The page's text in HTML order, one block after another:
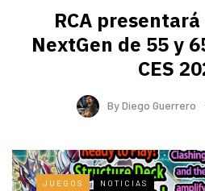
RCA
NextGen de 55 y
CES
ByDiego Guerrero
JUEGOS NOTICIAS